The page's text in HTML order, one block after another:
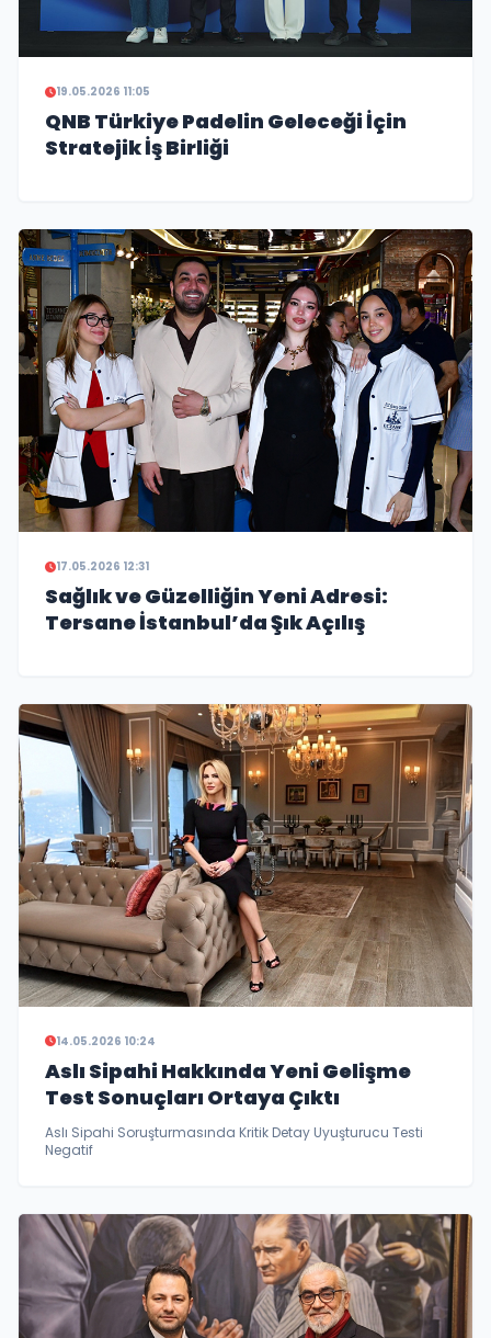
19.05.2026 11:05
QNB Türkiye Padelin Geleceği İçin
Stratejik İş Birliği
17.05.2026 12:31
Sağlık ve Güzelliğin Yeni Adresi:
Tersane İstanbul’da Şık Açılış
14.05.2026 10:24
Aslı Sipahi Hakkında Yeni Gelişme
Test Sonuçları Ortaya Çıktı
Aslı Sipahi Soruşturmasında Kritik Detay Uyuşturucu Testi
Negatif